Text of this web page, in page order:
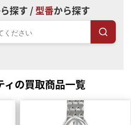
探す /型番から探す
ィの買取商品一覧